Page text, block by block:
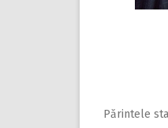
Părintele